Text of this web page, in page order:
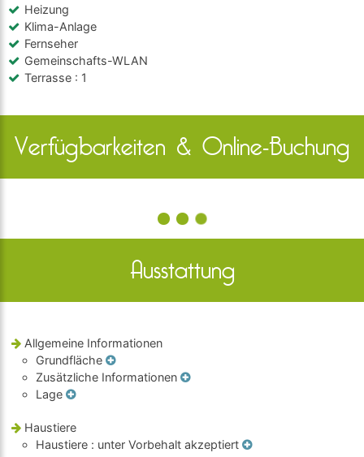
Heizung
Klima-Anlage
Fernseher
Gemeinschafts-WLAN
Terrasse : 1
Verfügbarkeiten & Online-Buchung
Ausstattung
Allgemeine Informationen
Grundfläche
Zusätzliche Informationen
Lage
Haustiere
Haustiere : unter Vorbehalt akzeptiert